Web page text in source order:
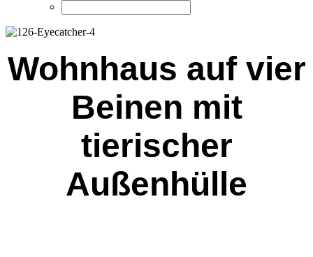
Wohnhaus auf vier
Beinen mit
tierischer
Außenhülle